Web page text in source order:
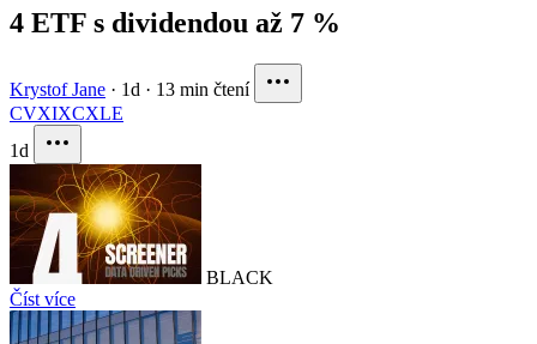
4 ETF s dividendou až 7 %
Krystof Jane · 1d · 13 min čtení
CVXIXCXLE
1d
BLACK
Číst více